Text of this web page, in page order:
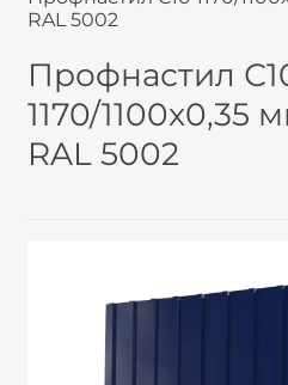
RAL 5002
Профнастил
1170/1100x0,35
RAL 5002